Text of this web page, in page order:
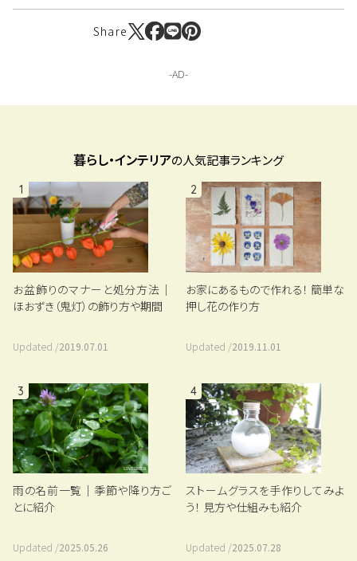
Share
暮らし・インテリアの人気記事ランキング
1
お盆飾りのマナーと処分方法｜
ほおずき（鬼灯）の飾り方や期間
Updated /2019.07.01
2
お家にあるもので作れる！ 簡単な
押し花の作り方
Updated /2019.11.01
3
雨の名前一覧｜季節や降り方ご
とに紹介
Updated /2025.05.26
4
ストームグラスを手作りしてみよ
う！ 見方や仕組みも紹介
Updated /2025.07.28